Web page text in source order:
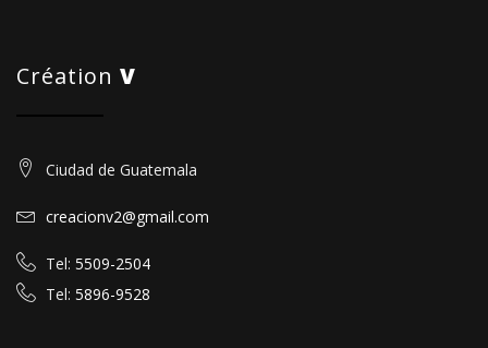
Création V
Ciudad de Guatemala
creacionv2@gmail.com
Tel: 5509-2504
Tel: 5896-9528